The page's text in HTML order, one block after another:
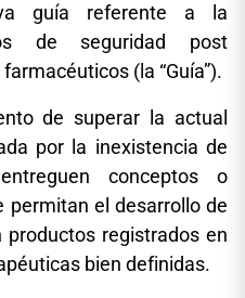
guía referente a la
de seguridad post
(la “Guía”).
de superar la actual
por la inexistencia de
conceptos o
permitan el desarrollo de
registrados en
bien definidas.